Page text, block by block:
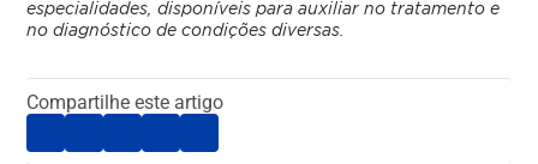
especialidades, disponíveis para auxiliar no tratamento e
no diagnóstico de condições diversas.
Compartilhe este artigo